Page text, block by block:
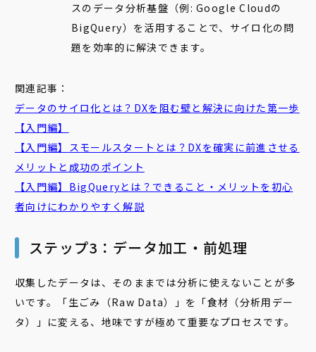
スのデータ分析基盤（例: Google Cloudの
BigQuery）を活用することで、サイロ化の問
題を効率的に解決できます。
関連記事：
データ のサイロ化 とは？DXを阻む壁と解決に向けた第一歩
【入門編】
【入門編】 スモールスタート とは？DXを確実に前進させる
メリットと成功のポイント
【入門編】 BigQueryとは？できること・メリットを初心
者向けにわかりやすく解説
ステップ3：データ加工・前処理
収集したデータは、そのままでは分析に使えないことが多
いです。「生ごみ（Raw Data）」を「食材（分析用デー
タ）」に変える、地味ですが極めて重要なプロセスです。